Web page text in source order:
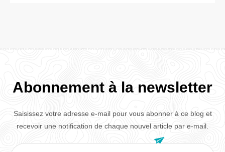
Abonnement à la newsletter
Saisissez votre adresse e-mail pour vous abonner à ce blog et
recevoir une notification de chaque nouvel article par e-mail.
Adresse
